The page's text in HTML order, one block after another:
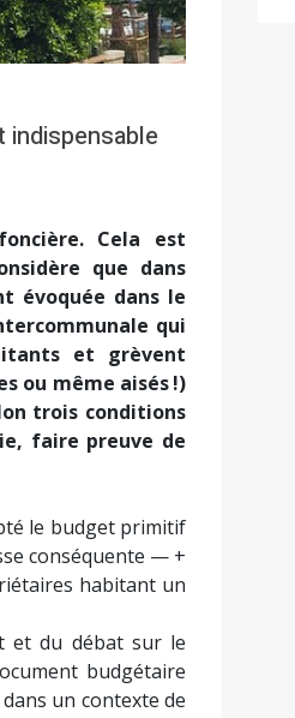
Cela est
que dans
évoquée dans le
qui
et grèvent
ou même aisés !)
trois conditions
faire preuve de
le budget primitif
conséquente — +
habitant un
et du débat sur le
budgétaire
un contexte de